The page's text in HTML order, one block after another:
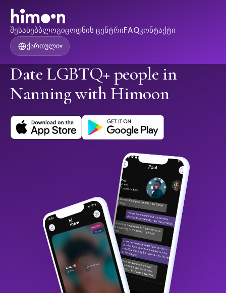
შესახებბლოგიცოდნის ცენტრიFAQკონტაქტი
ქართული▾
Date LGBTQ+ people in
Nanning with Himoon